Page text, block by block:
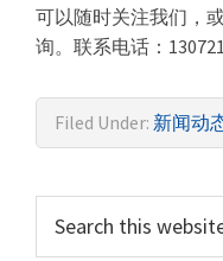
可以随时关注我们，
询。联系电话：
Filed Under: 新闻动